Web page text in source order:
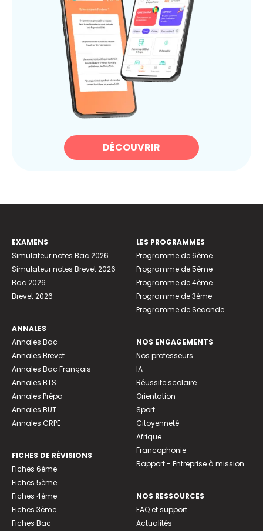
DÉCOUVRIR
EXAMENS
Simulateur notes Bac 2026
Simulateur notes Brevet 2026
Bac 2026
Brevet 2026
ANNALES
Annales Bac
Annales Brevet
Annales Bac Français
Annales BTS
Annales Prépa
Annales BUT
Annales CRPE
FICHES DE RÉVISIONS
Fiches 6ème
Fiches 5ème
Fiches 4ème
Fiches 3ème
Fiches Bac
LES PROGRAMMES
Programme de 6ème
Programme de 5ème
Programme de 4ème
Programme de 3ème
Programme de Seconde
NOS ENGAGEMENTS
Nos professeurs
IA
Réussite scolaire
Orientation
Sport
Citoyenneté
Afrique
Francophonie
Rapport - Entreprise à mission
NOS RESSOURCES
FAQ et support
Actualités